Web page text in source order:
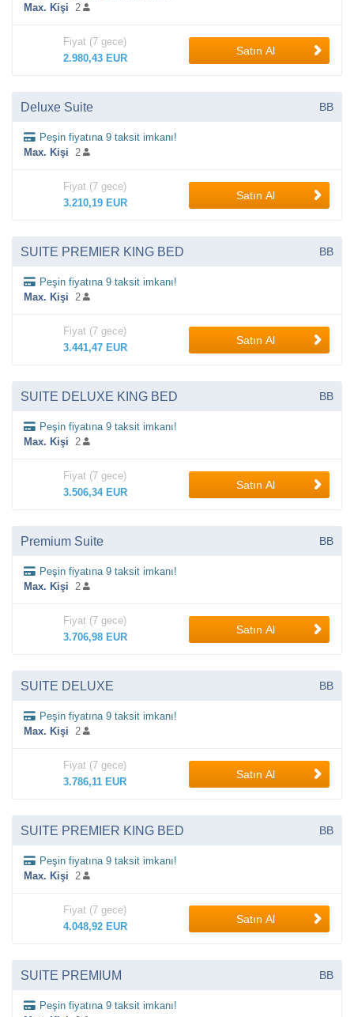
Max. Kişi 2
Fiyat (7 gece)
2.980,43 EUR
Satın Al
Deluxe Suite BB
Peşin fiyatına 9 taksit imkanı!
Max. Kişi 2
Fiyat (7 gece)
3.210,19 EUR
Satın Al
SUITE PREMIER KING BED BB
Peşin fiyatına 9 taksit imkanı!
Max. Kişi 2
Fiyat (7 gece)
3.441,47 EUR
Satın Al
SUITE DELUXE KING BED BB
Peşin fiyatına 9 taksit imkanı!
Max. Kişi 2
Fiyat (7 gece)
3.506,34 EUR
Satın Al
Premium Suite BB
Peşin fiyatına 9 taksit imkanı!
Max. Kişi 2
Fiyat (7 gece)
3.706,98 EUR
Satın Al
SUITE DELUXE BB
Peşin fiyatına 9 taksit imkanı!
Max. Kişi 2
Fiyat (7 gece)
3.786,11 EUR
Satın Al
SUITE PREMIER KING BED BB
Peşin fiyatına 9 taksit imkanı!
Max. Kişi 2
Fiyat (7 gece)
4.048,92 EUR
Satın Al
SUITE PREMIUM BB
Peşin fiyatına 9 taksit imkanı!